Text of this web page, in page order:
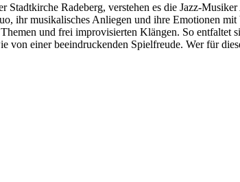
Stadtkirche Radeberg, verstehen es die Jazz-
ihr musikalisches Anliegen und ihre Emotionen
und frei improvisierten Klängen. So
einer beeindruckenden Spielfreude. Wer für